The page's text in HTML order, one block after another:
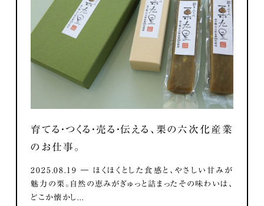
育てる・つくる・売る・伝える、栗の六次化産業
のお仕事。
2025.08.19 ― ほくほくとした食感と、やさしい甘みが
魅力の栗。自然の恵みがぎゅっと詰まったその味わいは、
どこか懐かし...